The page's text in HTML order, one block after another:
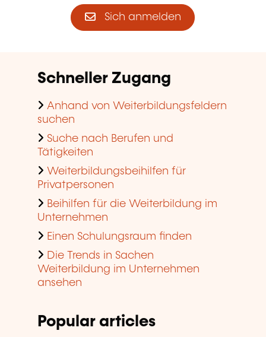
Sich anmelden
Schneller Zugang
Anhand von Weiterbildungsfeldern
suchen
Suche nach Berufen und
Tätigkeiten
Weiterbildungsbeihilfen für
Privatpersonen
Beihilfen für die Weiterbildung im
Unternehmen
Einen Schulungsraum finden
Die Trends in Sachen
Weiterbildung im Unternehmen
ansehen
Popular articles